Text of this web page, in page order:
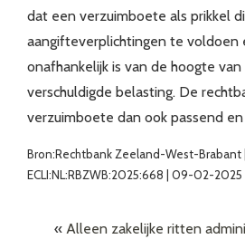
dat een verzuimboete als prikkel
aangifteverplichtingen te voldoen
onafhankelijk is van de hoogte
verschuldigde belasting. De
verzuimboete dan ook passend
Bron:Rechtbank Zeeland-West-Brabant
ECLI:NL:RBZWB:2025:668 | 09-02-2025
« Alleen zakelijke ritten